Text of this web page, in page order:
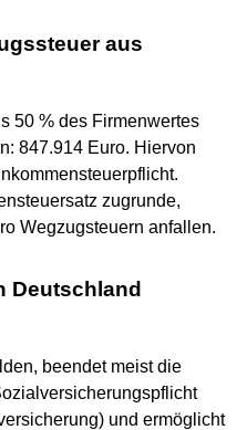
aus
50 % des Firmenwertes
847.914 Euro. Hiervon
zugrunde,
Wegzugsteuern anfallen.
Deutschland
beendet meist die
und ermöglicht